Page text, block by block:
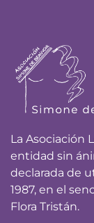
La Asociación
entidad sin
declarada de
1987, en el
Flora Tristán.